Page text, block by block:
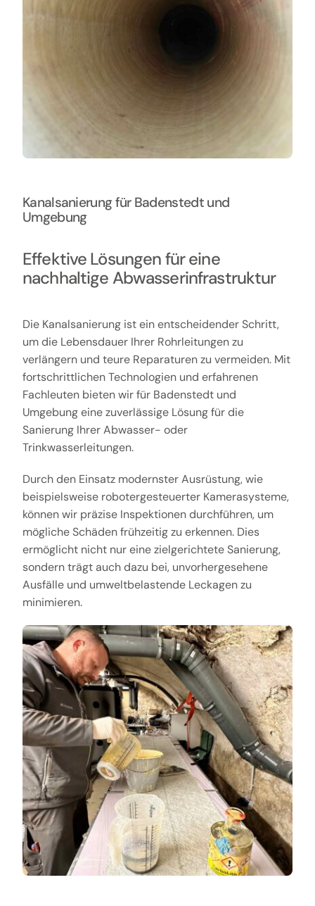
Kanalsanierung für Badenstedt und
Umgebung
Effektive Lösungen für eine
nachhaltige Abwasserinfrastruktur
Die Kanalsanierung ist ein entscheidender Schritt,
um die Lebensdauer Ihrer Rohrleitungen zu
verlängern und teure Reparaturen zu vermeiden. Mit
fortschrittlichen Technologien und erfahrenen
Fachleuten bieten wir für Badenstedt und
Umgebung eine zuverlässige Lösung für die
Sanierung Ihrer Abwasser- oder
Trinkwasserleitungen.
Durch den Einsatz modernster Ausrüstung, wie
beispielsweise robotergesteuerter Kamerasysteme,
können wir präzise Inspektionen durchführen, um
mögliche Schäden frühzeitig zu erkennen. Dies
ermöglicht nicht nur eine zielgerichtete Sanierung,
sondern trägt auch dazu bei, unvorhergesehene
Ausfälle und umweltbelastende Leckagen zu
minimieren.